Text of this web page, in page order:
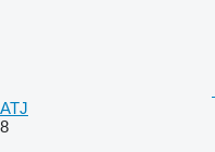
ATJ
8